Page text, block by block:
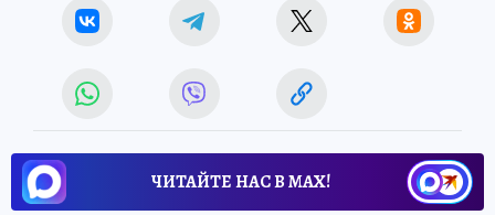
ЧИТАЙТЕ НАС В МАХ!